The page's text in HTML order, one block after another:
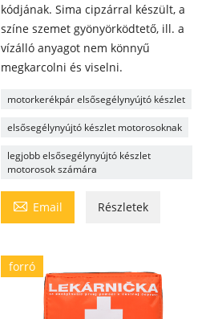
kódjának. Sima cipzárral készült, a
színe szemet gyönyörködtető, ill. a
vízálló anyagot nem könnyű
megkarcolni és viselni.
motorkerékpár elsősegélynyújtó készlet
elsősegélynyújtó készlet motorosoknak
legjobb elsősegélynyújtó készlet
motorosok számára
 Email Részletek
forró